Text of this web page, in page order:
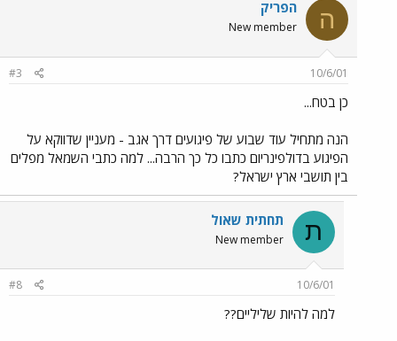
ה הפריק
New member
10/6/01
#3
כן בטח...
הנה מתחיל עוד שבוע של פיגועים דרך אגב - מעניין שדווקא על
הפיגוע בדולפינריום כתבו כל כך הרבה... למה כתבי השמאל מפלים
בין תושבי ארץ ישראל?
ת תחתית שאול
New member
10/6/01
#8
למה להיות שליליים??